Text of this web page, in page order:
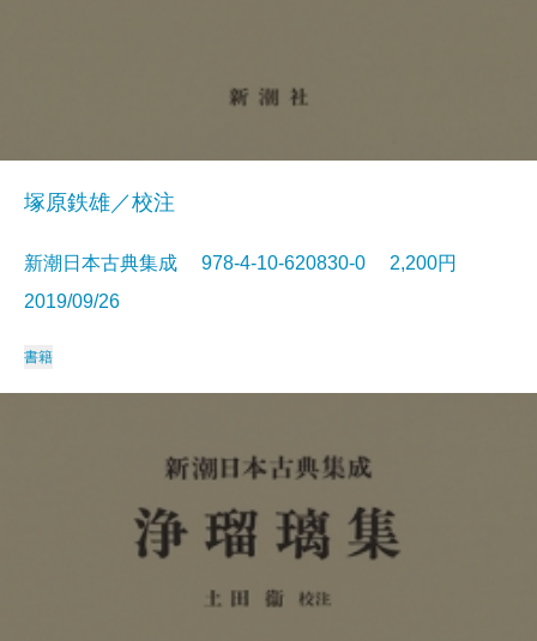
塚原鉄雄／校注
新潮日本古典集成 978-4-10-620830-0 2,200円
2019/09/26
書籍